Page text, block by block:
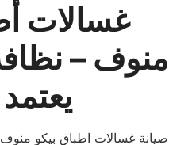
غسالات
منوف –
صيانة غسالات اطباق بيكو